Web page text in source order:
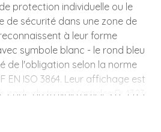
protection individuelle ou le
de sécurité dans une zone de
à leur forme
symbole blanc - le rond bleu
de l'obligation selon la norme
EN ISO 3864. Leur affichage est
du travail (articles R. 4323-
dès lors que le port d'un
est requis dans une zone